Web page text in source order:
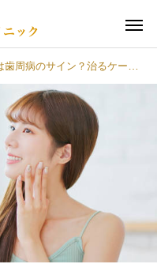
サイン？治るケースと早めの受診が大切な理由